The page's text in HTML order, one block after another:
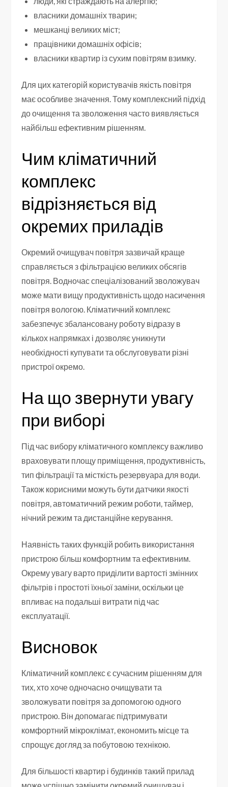
власники домашніх тварин;
мешканці великих міст;
працівники домашніх офісів;
власники квартир із сухим повітрям взимку.
Для цих категорій користувачів якість повітря
має особливе значення. Тому комплексний підхід
до очищення та зволоження часто виявляється
найбільш ефективним рішенням.
Чим кліматичний
комплекс
відрізняється від
окремих приладів
Окремий очищувач повітря зазвичай краще
справляється з фільтрацією великих обсягів
повітря. Водночас спеціалізований зволожувач
може мати вищу продуктивність щодо насичення
повітря вологою. Кліматичний комплекс
забезпечує збалансовану роботу відразу в
кількох напрямках і дозволяє уникнути
необхідності купувати та обслуговувати різні
пристрої окремо.
На що звернути увагу
при виборі
Під час вибору кліматичного комплексу важливо
враховувати площу приміщення, продуктивність,
тип фільтрації та місткість резервуара для води.
Також корисними можуть бути датчики якості
повітря, автоматичний режим роботи, таймер,
нічний режим та дистанційне керування.
Наявність таких функцій робить використання
пристрою більш комфортним та ефективним.
Окрему увагу варто приділити вартості змінних
фільтрів і простоті їхньої заміни, оскільки це
впливає на подальші витрати під час
експлуатації.
Висновок
Кліматичний комплекс є сучасним рішенням для
тих, хто хоче одночасно очищувати та
зволожувати повітря за допомогою одного
пристрою. Він допомагає підтримувати
комфортний мікроклімат, економить місце та
спрощує догляд за побутовою технікою.
Для більшості квартир і будинків такий прилад